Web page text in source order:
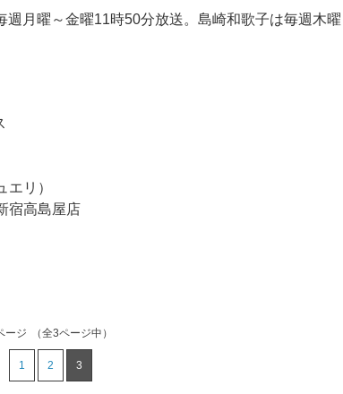
月曜～金曜11時50分放送。島崎和歌子は毎週木曜
リ）
宿高島屋店
ージ （全3ページ中）
1 2 3